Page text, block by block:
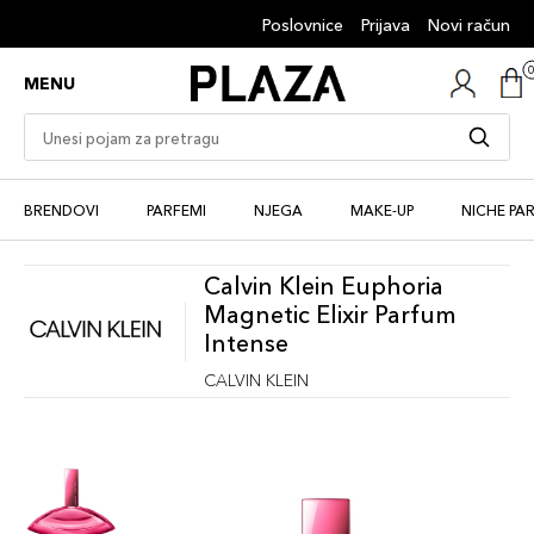
Poslovnice Prijava Novi račun
MENU
BRENDOVI PARFEMI NJEGA MAKE-UP NICHE
Calvin Klein Euphoria
Magnetic Elixir Parfum
Intense
CALVIN KLEIN